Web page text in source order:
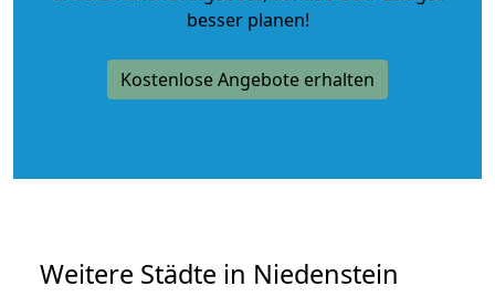
besser planen!
Kostenlose Angebote erhalten
Weitere Städte in Niedenstein